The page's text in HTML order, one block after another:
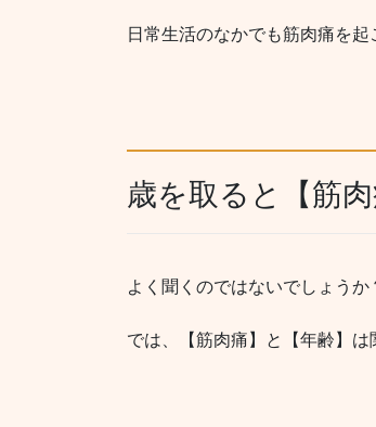
日常生活のなかでも筋肉痛を
歳を取ると【筋
よく聞くのではないでしょうか
では、【筋肉痛】と【年齢】は